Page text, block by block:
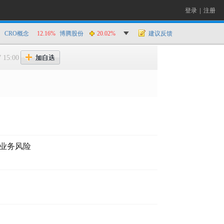
登录 注册
CRO概念 12.16% 博腾股份 20.02% 建议反馈
15:00
务风险